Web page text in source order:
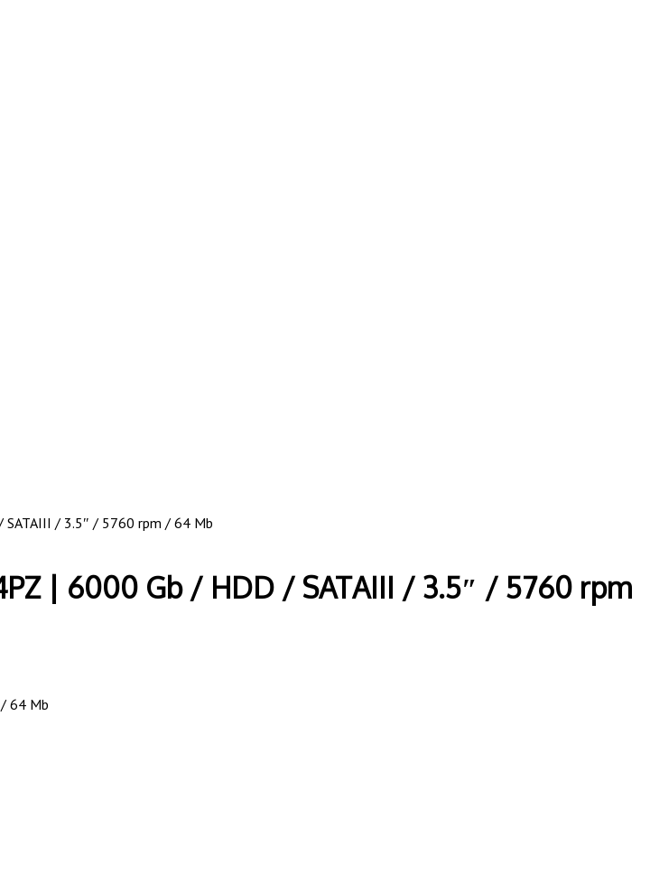
/ 3.5″ / 5760 rpm / 64 Mb
| 6000 Gb / HDD / SATAIII / 3.5″ / 5760 rpm
64 Mb